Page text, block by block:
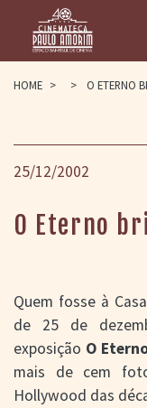
HOME
PAULO
> HISTÓRIA
>
AMIGOS
> FILMES EM
CARTAZ
> GRADE
> PREÇOS E
DESCONTOS
HOME > > O ETERNO
25/12/2002
O Eterno
Quem fosse à
de 25 de
exposição O
mais de cem
Hollywood das